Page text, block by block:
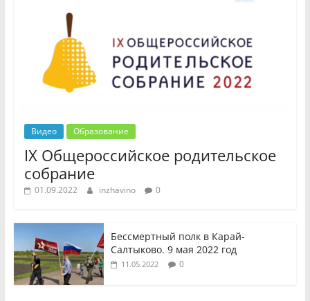
Видео Образование
IX Общероссийское родительское
собрание
01.09.2022 inzhavino 0
Бессмертный полк в Карай-
Салтыково. 9 мая 2022 год
11.05.2022 0